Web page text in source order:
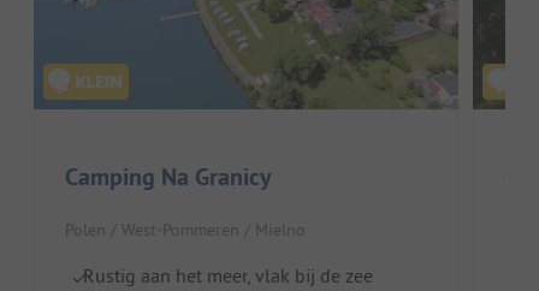
Camping Na Granicy
Polen / West-Pommeren / Mielno
Rustig aan het meer, vlak bij de zee